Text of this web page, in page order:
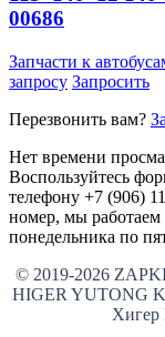
00686
Запчасти к
запросу Запросить
Перезвонить вам?
Нет времени
Воспользуйтесь
телефону +7 (906)
номер, мы работаем
понедельника по
© 2019-2026
HIGER YUTONG
Хигер